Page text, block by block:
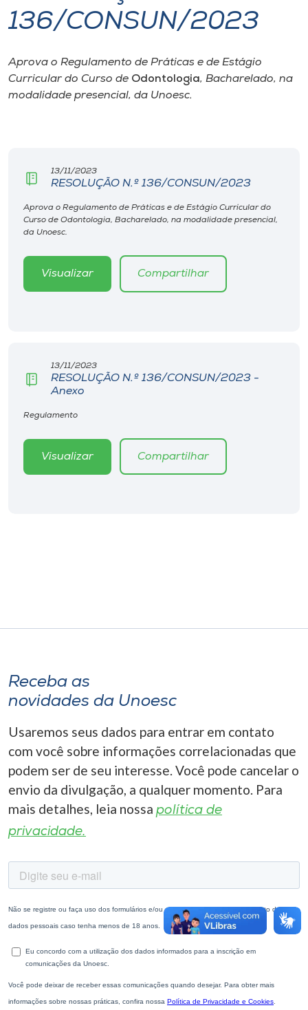
I.nova
Diplomados
Editora
Rádio
Store
Selecione
o idioma
136/CONSUN/2023
Aprova o Regulamento de Práticas e de Estágio
Curricular do Curso de Odontologia, Bacharelado, na
modalidade presencial, da Unoesc.
13/11/2023
RESOLUÇÃO N.º 136/CONSUN/2023
Aprova o Regulamento de Práticas e de Estágio Curricular do
Curso de Odontologia, Bacharelado, na modalidade presencial,
da Unoesc.
Visualizar Compartilhar
13/11/2023
RESOLUÇÃO N.º 136/CONSUN/2023 -
Anexo
Regulamento
Visualizar Compartilhar
Receba as
novidades da Unoesc
Usaremos seus dados para entrar em contato
com você sobre informações correlacionadas que
podem ser de seu interesse. Você pode cancelar o
envio da divulgação, a qualquer momento. Para
mais detalhes, leia nossa política de
privacidade.